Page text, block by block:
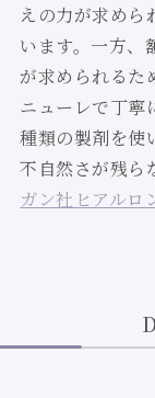
えの力が求めら
います。一方、
が求められるた
ニューレで丁寧
種類の製剤を使
不自然さが残ら
ガン社ヒアルロ